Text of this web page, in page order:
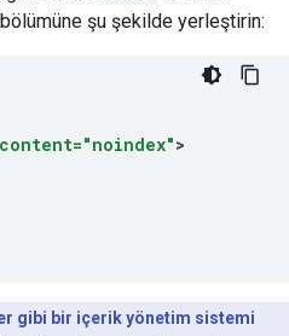
bölümüne şu şekilde yerleştirin:
content="noindex">
gibi bir içerik yönetim sistemi